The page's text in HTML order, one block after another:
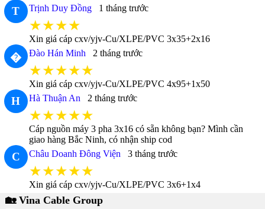
T Trịnh Duy Đồng 1 tháng trước
★★★★
Xin giá cáp cxv/yjv-Cu/XLPE/PVC 3x35+2x16
� Đào Hán Minh 2 tháng trước
★★★★★
Xin giá cáp cxv/yjv-Cu/XLPE/PVC 4x95+1x50
H Hà Thuận An 2 tháng trước
★★★★★
Cáp nguồn máy 3 pha 3x16 có sẵn không bạn? Mình cần
giao hàng Bắc Ninh, có nhận ship cod
C Châu Doanh Đông Viện 3 tháng trước
★★★★★
Xin giá cáp cxv/yjv-Cu/XLPE/PVC 3x6+1x4
🏡 Vina Cable Group